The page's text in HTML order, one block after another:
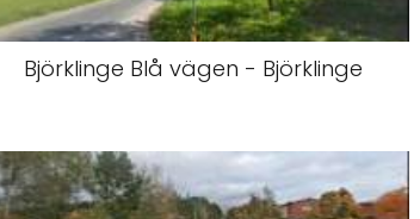
Björklinge Blå vägen - Björklinge